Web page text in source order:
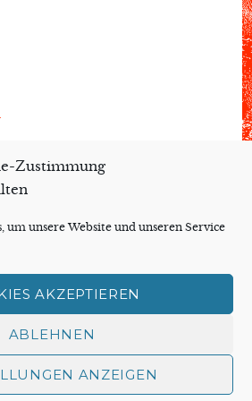
Zustimmung
um unsere Website und unseren Service
AKZEPTIEREN
ABLEHNEN
ANZEIGEN
Cookie-